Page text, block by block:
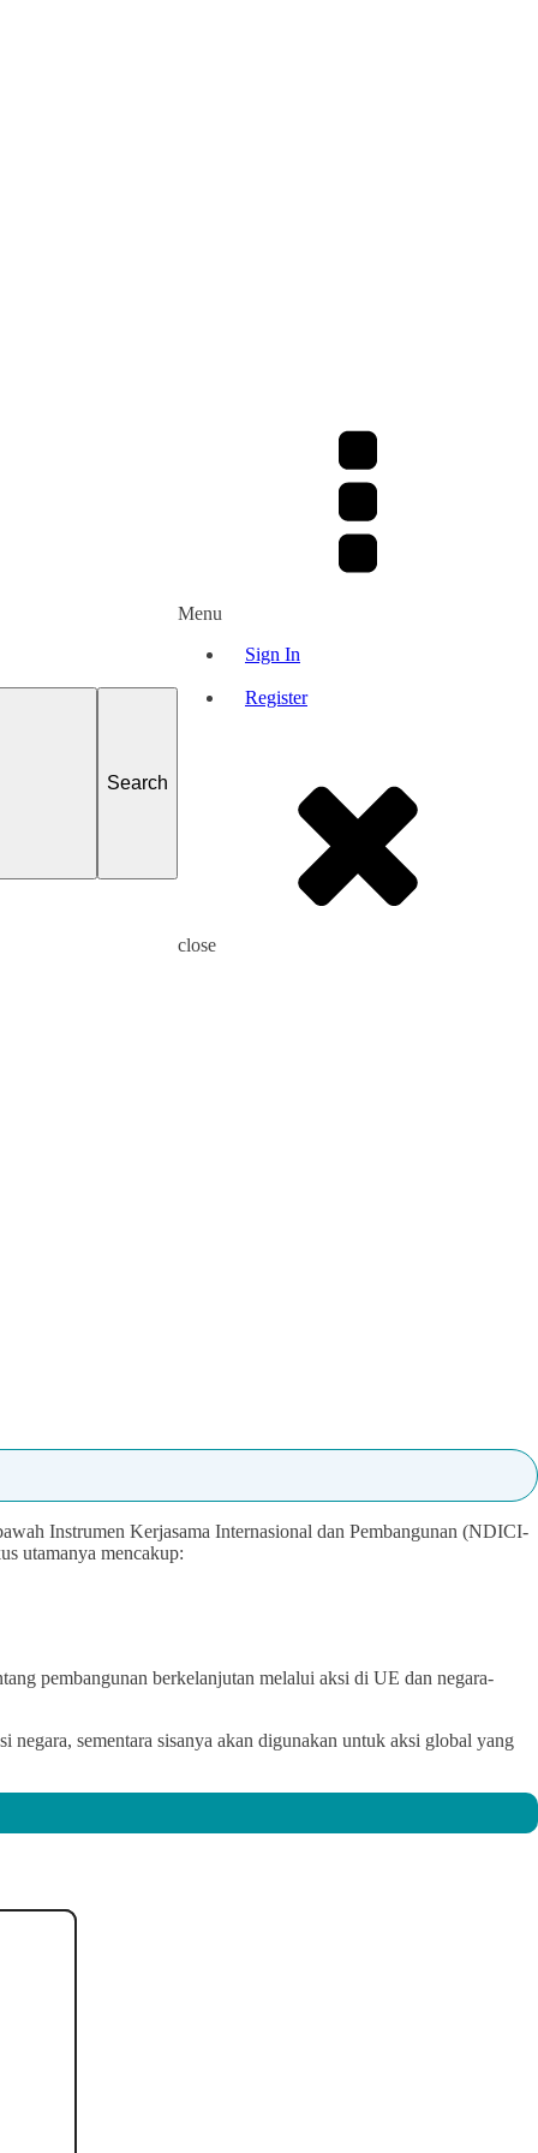
Menu
Sign In
Register
close
Instrumen Kerjasama Internasional dan Pembangunan (NDICI-
utamanya mencakup:
pembangunan berkelanjutan melalui aksi di UE dan negara-
sementara sisanya akan digunakan untuk aksi global yang